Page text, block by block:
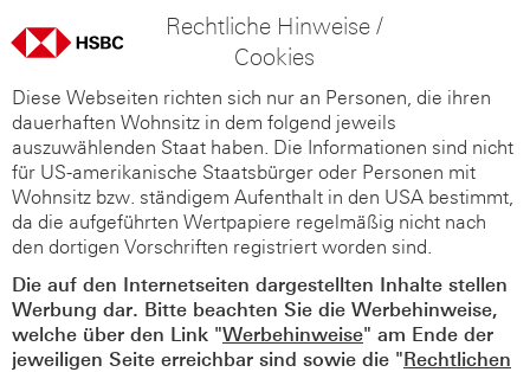
Rechtliche Hinweise /
Cookies
Diese Webseiten richten sich nur an Personen, die ihren
dauerhaften Wohnsitz in dem folgend jeweils
auszuwählenden Staat haben. Die Informationen sind nicht
für US-amerikanische Staatsbürger oder Personen mit
Wohnsitz bzw. ständigem Aufenthalt in den USA bestimmt,
da die aufgeführten Wertpapiere regelmäßig nicht nach
den dortigen Vorschriften registriert worden sind.
Die auf den Internetseiten dargestellten Inhalte stellen
Werbung dar. Bitte beachten Sie die Werbehinweise,
welche über den Link "Werbehinweise" am Ende der
jeweiligen Seite erreichbar sind sowie die "Rechtlichen